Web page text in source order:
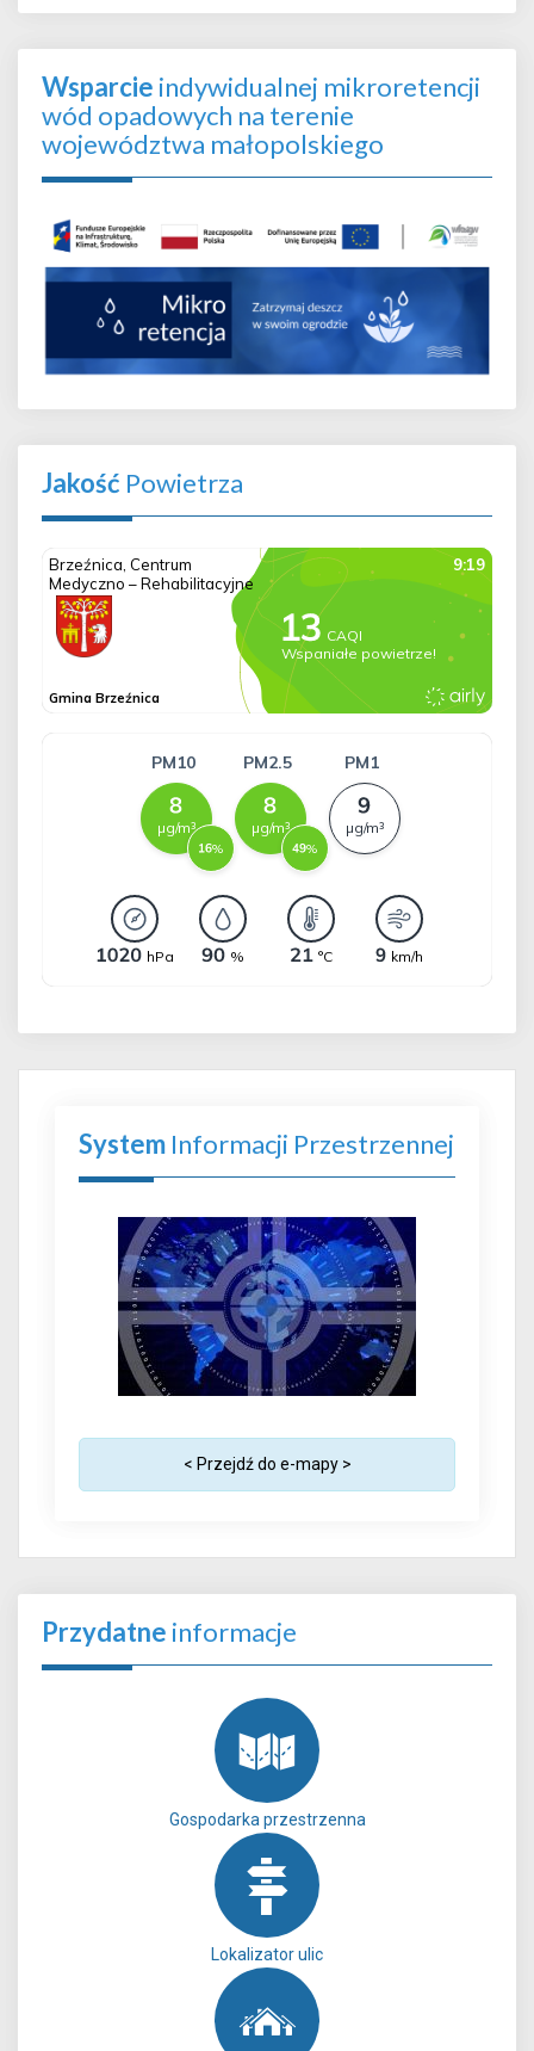
Wsparcie indywidualnej mikroretencji
wód opadowych na terenie
województwa małopolskiego
Jakość Powietrza
System Informacji Przestrzennej
< Przejdź do e-mapy >
Przydatne informacje
Gospodarka przestrzenna
Lokalizator ulic